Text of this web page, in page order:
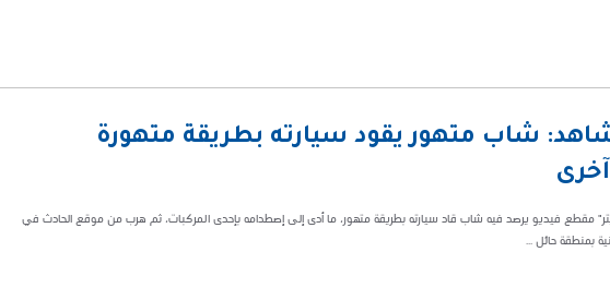
شاب متهور يقود سيارته بطريقة متهورة
مقطع فيديو يرصد فيه شاب قاد سيارته بطريقة متهور، ما أدى إلى إصطدامه بإحدى المركبات، ثم هرب من موقع الحادث في
بمنطقة حائل ...